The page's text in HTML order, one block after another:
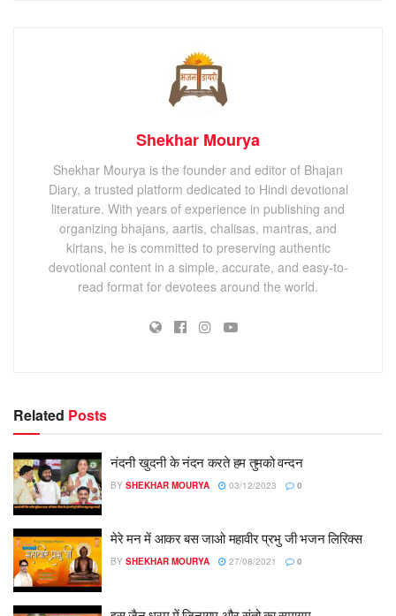
Shekhar Mourya
Shekhar Mourya is the founder and editor of Bhajan
Diary, a trusted platform dedicated to Hindi devotional
literature. With years of experience in publishing and
organizing bhajans, aartis, chalisas, mantras, and
kirtans, he is committed to preserving authentic
devotional content in a simple, accurate, and easy-to-
read format for devotees around the world.
Related Posts
नंदनी खुदनी के नंदन करते हम तुमको वन्दन
BY SHEKHAR MOURYA 03/12/2023 0
मेरे मन में आकर बस जाओ महावीर प्रभु जी भजन लिरिक्स
BY SHEKHAR MOURYA 27/08/2021 0